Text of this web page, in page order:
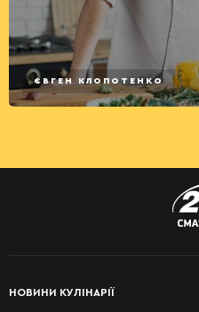
ЄВГЕН КЛОПОТЕНКО
НОВИНИ КУЛІНАРІЇ